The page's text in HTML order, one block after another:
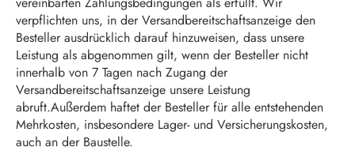
verpflichten uns, in der Versandbereitschaftsanzeige den
Besteller ausdrücklich darauf hinzuweisen, dass unsere
Leistung als abgenommen gilt, wenn der Besteller nicht
innerhalb von 7 Tagen nach Zugang der
Versandbereitschaftsanzeige unsere Leistung
abruft.Außerdem haftet der Besteller für alle entstehenden
Mehrkosten, insbesondere Lager- und Versicherungskosten,
auch an der Baustelle.